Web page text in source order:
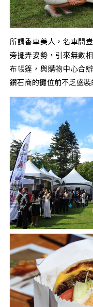
所謂香車美人，名車間
旁擺弄姿勢，引來無數
布帳篷，與購物中心合
鑽石商的攤位前不乏盛裝